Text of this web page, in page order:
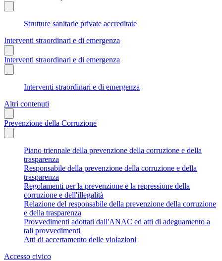
Strutture sanitarie private accreditate
Interventi straordinari e di emergenza
Interventi straordinari e di emergenza
Interventi straordinari e di emergenza
Altri contenuti
Prevenzione della Corruzione
Piano triennale della prevenzione della corruzione e della
trasparenza
Responsabile della prevenzione della corruzione e della
trasparenza
Regolamenti per la prevenzione e la repressione della
corruzione e dell'illegalità
Relazione del responsabile della prevenzione della corruzione
e della trasparenza
Provvedimenti adottati dall'ANAC ed atti di adeguamento a
tali provvedimenti
Atti di accertamento delle violazioni
Accesso civico